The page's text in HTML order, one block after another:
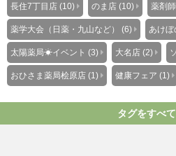
長住7丁目店 (10) のま店 (10) 薬剤
薬学大会（日薬・九山など） (6) あけ
太陽薬局☀イベント (3) 大名店 (2)
おひさま薬局桧原店 (1) 健康フェア (1)
タグをすべ